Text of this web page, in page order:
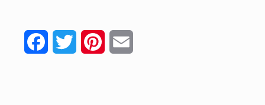
FacebookTwitter Pinterest